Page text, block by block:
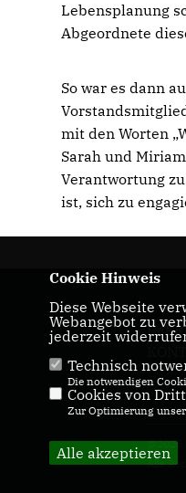
Lebensplanung
Abgeordnete
So war es dann
mit den Worten
Sarah und
Verantwortung
ist, sich zu
@2026
Alle
Cookie Hinweis
Diese Webseite
Webangebot zu
jederzeit
Technisch
Die notwendigen
Cookies von
Zur Optimierung
Alle akzeptieren